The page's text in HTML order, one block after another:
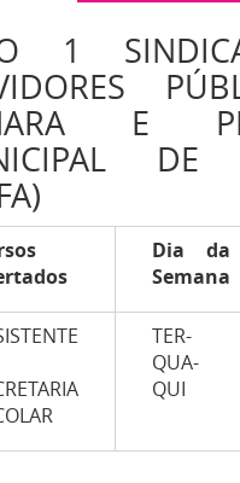
1
E
DE
Dia da
Semana
TER-
QUA-
QUI